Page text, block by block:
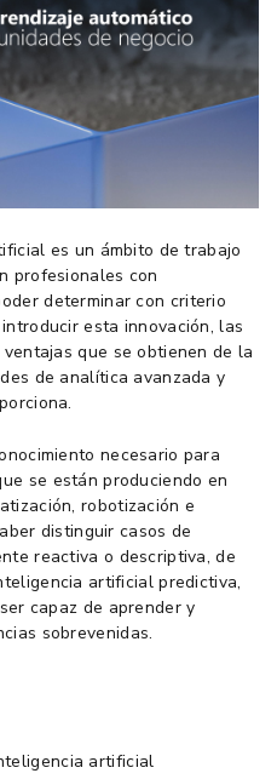
es un ámbito de trabajo
profesionales con
determinar con criterio
esta innovación, las
que se obtienen de la
de analítica avanzada y
necesario para
se están produciendo en
robotización e
distinguir casos de
reactiva o descriptiva, de
artificial predictiva,
capaz de aprender y
sobrevenidas.
artificial